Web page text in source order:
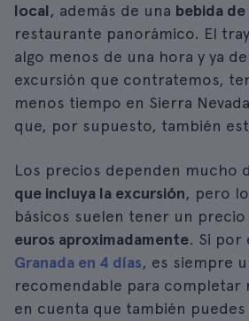
local, además de una bebida
restaurante panorámico. El
algo menos de una hora y ya
excursión que contratemos,
menos tiempo en Sierra
que, por supuesto, también
Los precios dependen mucho
que incluya la excursión, pero
básicos suelen tener un precio
euros aproximadamente. Si por
Granada en 4 días, es siempre
recomendable para completar
en cuenta que también